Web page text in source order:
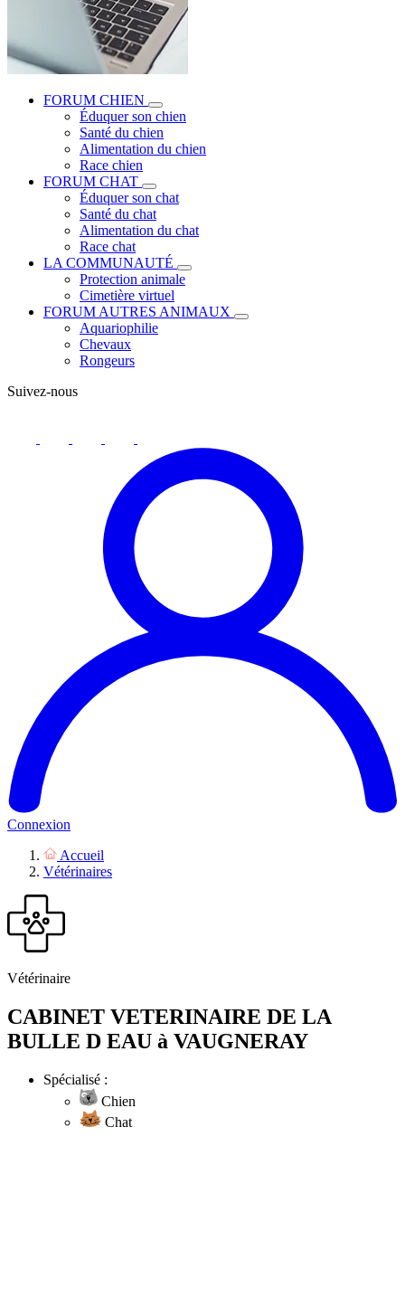
FORUM CHIEN
Éduquer son chien
Santé du chien
Alimentation du chien
Race chien
FORUM CHAT
Éduquer son chat
Santé du chat
Alimentation du chat
Race chat
LA COMMUNAUTÉ
Protection animale
Cimetière virtuel
FORUM AUTRES ANIMAUX
Aquariophilie
Chevaux
Rongeurs
Suivez-nous
Connexion
Accueil
Vétérinaires
Vétérinaire
CABINET VETERINAIRE DE LA
BULLE D EAU à VAUGNERAY
Spécialisé :
Chien
Chat